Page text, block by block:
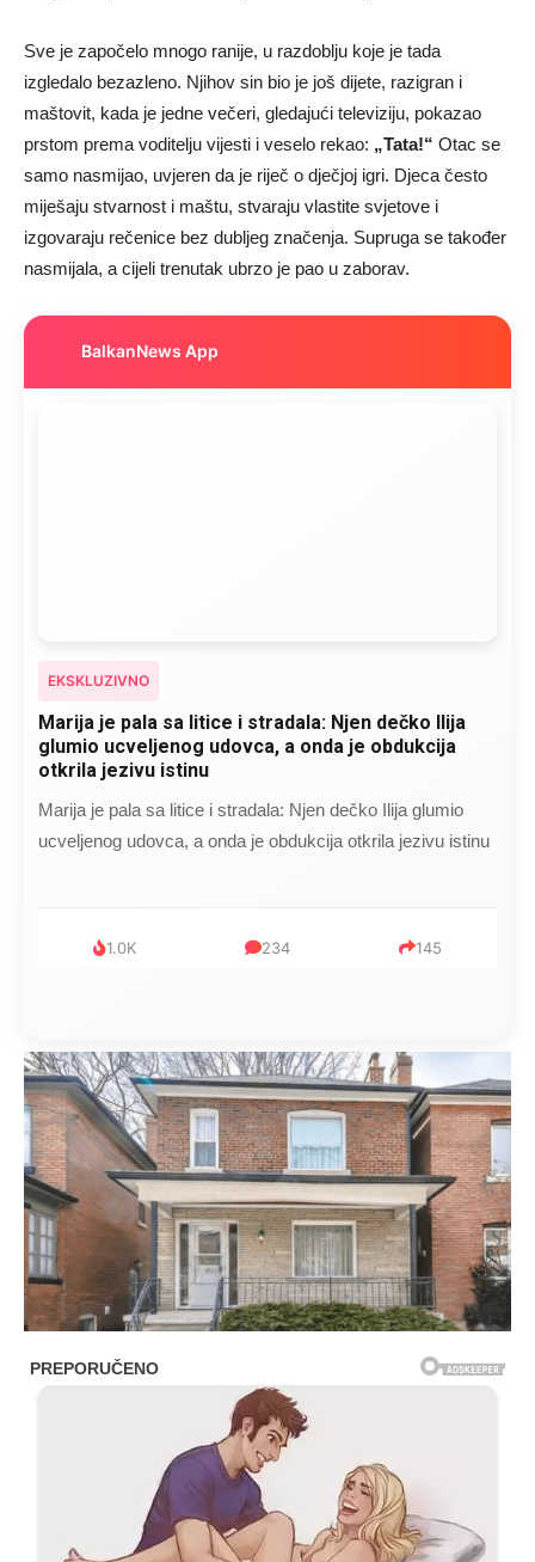
Sve je započelo mnogo ranije, u razdoblju koje je tada
izgledalo bezazleno. Njihov sin bio je još dijete, razigran i
maštovit, kada je jedne večeri, gledajući televiziju, pokazao
prstom prema voditelju vijesti i veselo rekao: „Tata!“ Otac se
samo nasmijao, uvjeren da je riječ o dječjoj igri. Djeca često
miješaju stvarnost i maštu, stvaraju vlastite svjetove i
izgovaraju rečenice bez dubljeg značenja. Supruga se također
nasmijala, a cijeli trenutak ubrzo je pao u zaborav.
BalkanNews App
EKSKLUZIVNO
Marija je pala sa litice i stradala: Njen dečko Ilija
glumio ucveljenog udovca, a onda je obdukcija
otkrila jezivu istinu
Marija je pala sa litice i stradala: Njen dečko Ilija glumio
ucveljenog udovca, a onda je obdukcija otkrila jezivu istinu
1.0K 234 145